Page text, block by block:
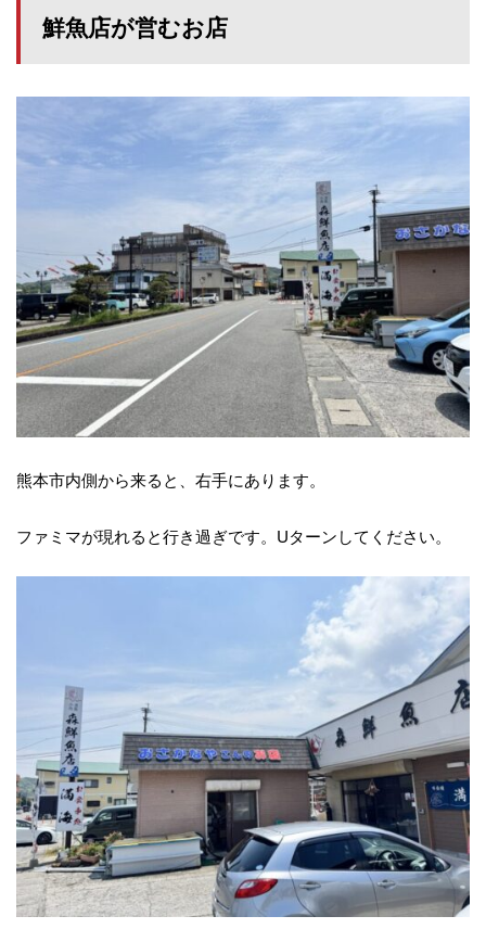
鮮魚店が営むお店
熊本市内側から来ると、右手にあります。
ファミマが現れると行き過ぎです。Uターンしてください。